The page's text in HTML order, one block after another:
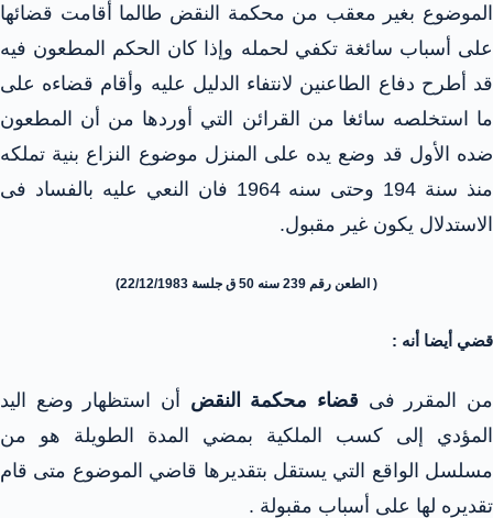
الموضوع بغير معقب من محكمة النقض طالما أقامت قضائها
على أسباب سائغة تكفي لحمله وإذا كان الحكم المطعون فيه
قد أطرح دفاع الطاعنين لانتفاء الدليل عليه وأقام قضاءه على
ما استخلصه سائغا من القرائن التي أوردها من أن المطعون
ضده الأول قد وضع يده على المنزل موضوع النزاع بنية تملكه
منذ سنة 194 وحتى سنه 1964 فان النعي عليه بالفساد فى
الاستدلال يكون غير مقبول.
( الطعن رقم 239 سنه 50 ق جلسة 22/12/1983)
قضي أيضا أنه :
من المقرر فى قضاء محكمة النقض أن استظهار وضع اليد
المؤدي إلى كسب الملكية بمضي المدة الطويلة هو من
مسلسل الواقع التي يستقل بتقديرها قاضي الموضوع متى قام
تقديره لها على أسباب مقبولة .